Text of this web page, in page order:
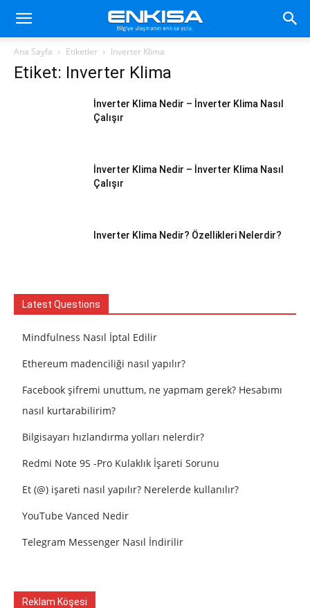
Ana Sayfa Etiketler Inverter Klima
Etiket: Inverter Klima
İnverter Klima Nedir – İnverter Klima Nasıl
Çalışır
İnverter Klima Nedir – İnverter Klima Nasıl
Çalışır
Inverter Klima Nedir? Özellikleri Nelerdir?
Latest Questions
Mindfulness Nasıl İptal Edilir
Ethereum madenciliği nasıl yapılır?
Facebook şifremi unuttum, ne yapmam gerek? Hesabımı
nasıl kurtarabilirim?
Bilgisayarı hızlandırma yolları nelerdir?
Redmi Note 9S -Pro Kulaklık İşareti Sorunu
Et (@) işareti nasıl yapılır? Nerelerde kullanılır?
YouTube Vanced Nedir
Telegram Messenger Nasıl İndirilir
Reklam Köşesi